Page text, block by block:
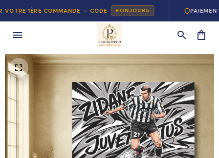
1ÈRE COMMANDE — CODE BONJOUR5 PAIEMENT